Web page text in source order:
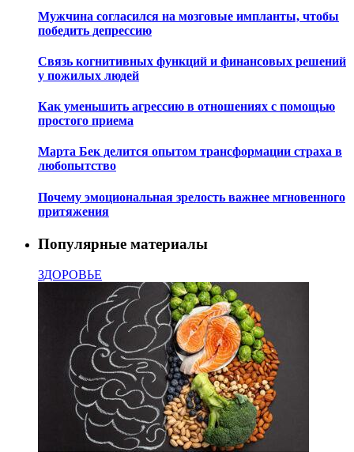
Мужчина согласился на мозговые импланты, чтобы
победить депрессию
Связь когнитивных функций и финансовых решений
у пожилых людей
Как уменьшить агрессию в отношениях с помощью
простого приема
Марта Бек делится опытом трансформации страха в
любопытство
Почему эмоциональная зрелость важнее мгновенного
притяжения
Популярные материалы
ЗДОРОВЬЕ